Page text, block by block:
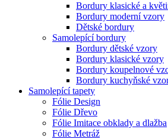
Bordury klasické a
Bordury moderní vzory
Dětské bordury
Samolepící bordury
Bordury dětské vzory
Bordury klasické vzory
Bordury koupelnové
Bordury kuchyňské
Samolepící tapety
Fólie Design
Fólie Dřevo
Fólie Imitace obklady a dlažba
Fólie Metráž